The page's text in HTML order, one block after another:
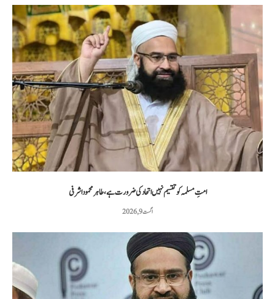
امتِ مسلمہ کو تقسیم نہیں اتحاد کی ضرورت ہے، طاہر محمود اشرفی
اگست 9, 2026